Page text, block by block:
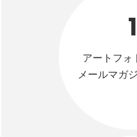
1
アートフォ
メールマガ